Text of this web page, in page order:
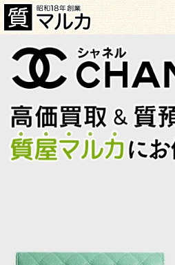
大阪・豊中市のお客様よりシャネル ココハンドル30
した。シャネル バッグ・財布・小物の買取＆質預か
任せ下さい。（2025年10月時点の価格です）